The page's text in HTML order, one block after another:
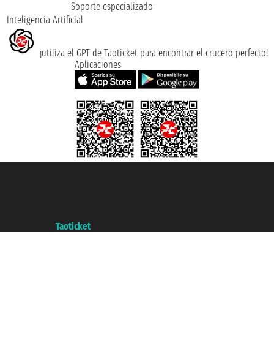
Soporte especializado
Inteligencia Artificial
¡utiliza el GPT de Taoticket para encontrar el crucero perfecto!
Aplicaciones
Taoticket